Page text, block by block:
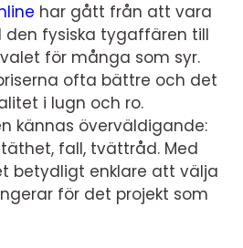
har gått från att vara
fysiska tygaffären till
för många som syr.
ofta bättre och det
i lugn och ro.
kännas överväldigande:
fall, tvättråd. Med
betydligt enklare att välja
för det projekt som